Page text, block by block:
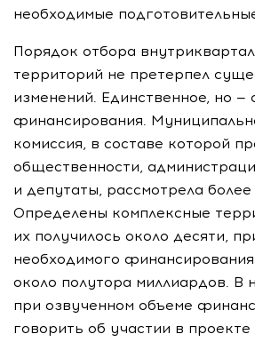
необходимые
Порядок отбора
территорий не претерпел
изменений. Единственное, но
финансирования.
комиссия, в составе которой
общественности,
и депутаты, рассмотрела
Определены комплексные
их получилось около десяти,
необходимого финансирования
около полутора миллиардов. В
при озвученном объеме
говорить об участии в